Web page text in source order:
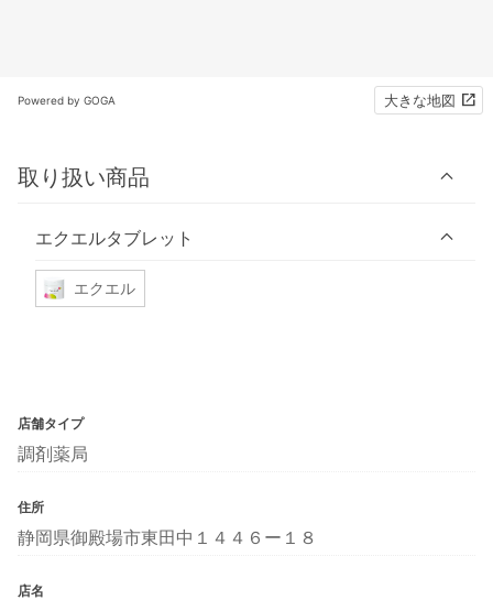
Powered by GOGA 大きな地図
取り扱い商品
エクエルタブレット
エクエル
店舗タイプ
調剤薬局
住所
静岡県御殿場市東田中１４４６ー１８
店名